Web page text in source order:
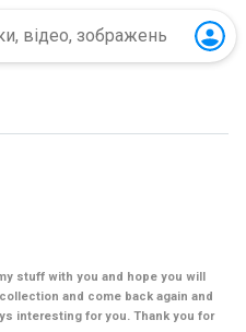
stuff with you and hope you will
and come back again and
interesting for you. Thank you for